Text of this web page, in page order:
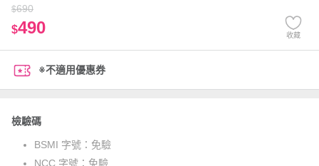
$690
$490 收藏
※不適用優惠券
檢驗碼
BSMI 字號： 免驗
NCC 字號： 免驗